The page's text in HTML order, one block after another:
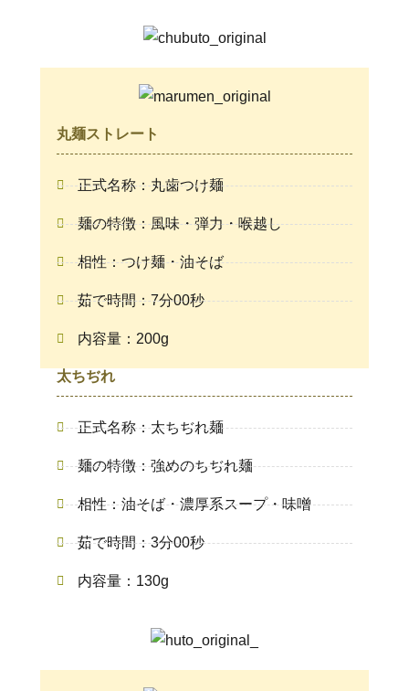
丸麺ストレート
正式名称：丸歯つけ麺
麺の特徴：風味・弾力・喉越し
相性：つけ麺・油そば
茹で時間：7分00秒
内容量：200g
太ちぢれ
正式名称：太ちぢれ麺
麺の特徴：強めのちぢれ麺
相性：油そば・濃厚系スープ・味噌
茹で時間：3分00秒
内容量：130g